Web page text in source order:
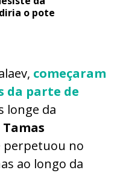
o pote
começaram
da parte de
longe da
Tamas
perpetuou no
ao longo da